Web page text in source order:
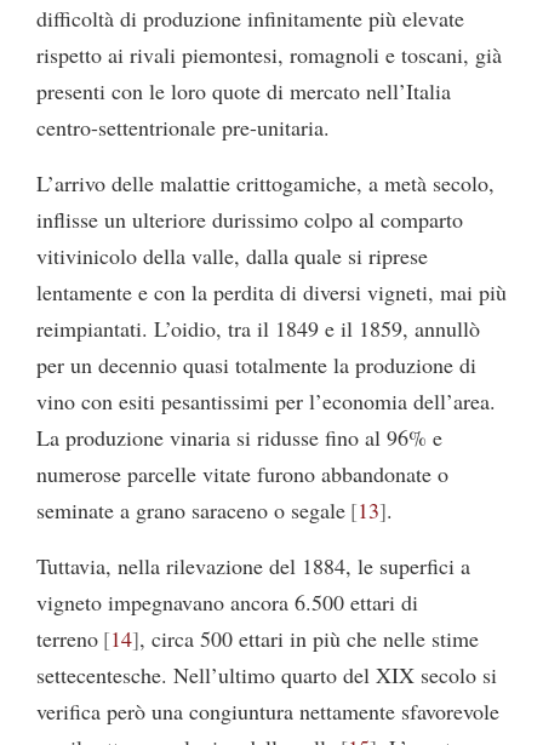
difficoltà di produzione infinitamente più elevate
rispetto ai rivali piemontesi, romagnoli e toscani, già
presenti con le loro quote di mercato nell’Italia
centro-settentrionale pre-unitaria.
L’arrivo delle malattie crittogamiche, a metà secolo,
inflisse un ulteriore durissimo colpo al comparto
vitivinicolo della valle, dalla quale si riprese
lentamente e con la perdita di diversi vigneti, mai più
reimpiantati. L’oidio, tra il 1849 e il 1859, annullò
per un decennio quasi totalmente la produzione di
vino con esiti pesantissimi per l’economia dell’area.
La produzione vinaria si ridusse fino al 96% e
numerose parcelle vitate furono abbandonate o
seminate a grano saraceno o segale 13 .
Tuttavia, nella rilevazione del 1884, le superfici a
vigneto impegnavano ancora 6.500 ettari di
terreno 14 , circa 500 ettari in più che nelle stime
settecentesche. Nell’ultimo quarto del XIX secolo si
verifica però una congiuntura nettamente sfavorevole